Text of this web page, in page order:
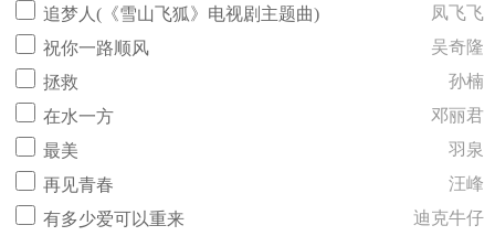
追梦人(《雪山飞狐》电视剧主题曲)
凤飞飞
祝你一路顺风
吴奇隆
拯救
孙楠
在水一方
邓丽君
最美
羽泉
再见青春
汪峰
有多少爱可以重来
迪克牛仔